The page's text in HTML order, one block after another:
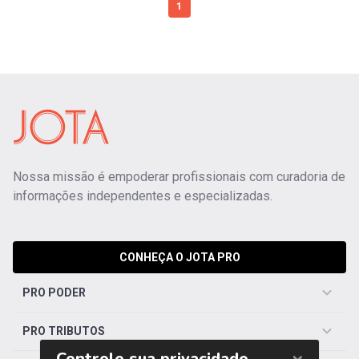
1
Nossa missão é empoderar profissionais com curadoria de
informações independentes e especializadas.
CONHEÇA O JOTA PRO
PRO PODER
PRO TRIBUTOS